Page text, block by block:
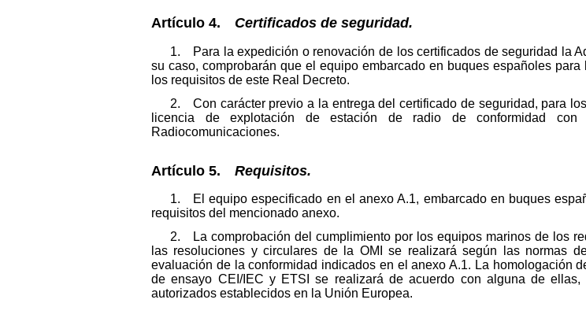
Artículo 4. Certificados de seguridad.
1. Para la expedición o renovación de los certificados de seguridad la
su caso, comprobarán que el equipo embarcado en buques españoles
los requisitos de este Real Decreto.
2. Con carácter previo a la entrega del certificado de seguridad, para
licencia de explotación de estación de radio de conformidad con
Radiocomunicaciones.
Artículo 5. Requisitos.
1. El equipo especificado en el anexo A.1, embarcado en buques
requisitos del mencionado anexo.
2. La comprobación del cumplimiento por los equipos marinos de los
las resoluciones y circulares de la OMI se realizará según las normas
evaluación de la conformidad indicados en el anexo A.1. La homologación
de ensayo CEI/IEC y ETSI se realizará de acuerdo con alguna de
autorizados establecidos en la Unión Europea.